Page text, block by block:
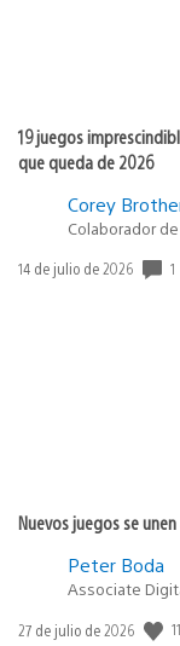
19 juegos
que queda de 2026
Corey
Colaborador
Fecha
14 de julio de 2026 1
Nuevos juegos se
Peter Boda
Associate
Fecha
27 de julio de 2026